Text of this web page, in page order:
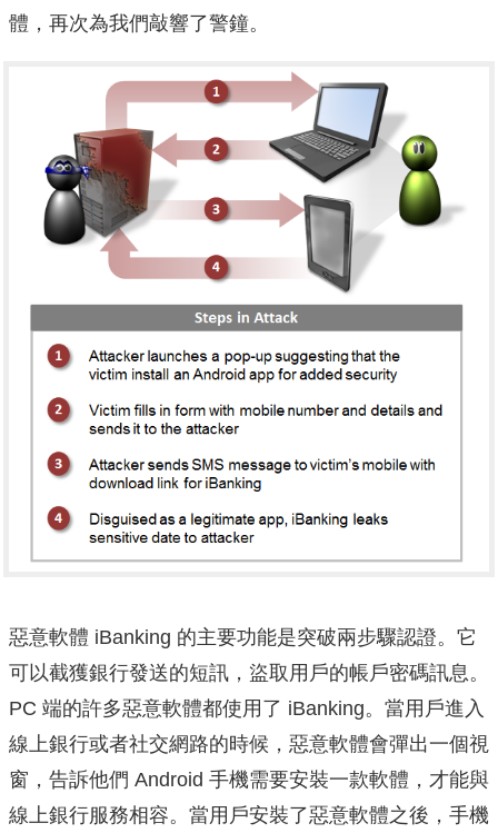
體，再次為我們敲響了警鐘。
惡意軟體 iBanking 的主要功能是突破兩步驟認證。 它
可以截獲銀行發送的短訊，盜取用戶的帳戶密碼訊息。
PC 端的許多惡意軟體都使用了 iBanking。 當用戶進入
線上銀行或者社交網路的時候，惡意軟體會彈出一個視
窗，告訴他們 Android 手機需要安裝一款軟體，才能與
線上銀行服務相容。 當用戶安裝了惡意軟體之後，手機